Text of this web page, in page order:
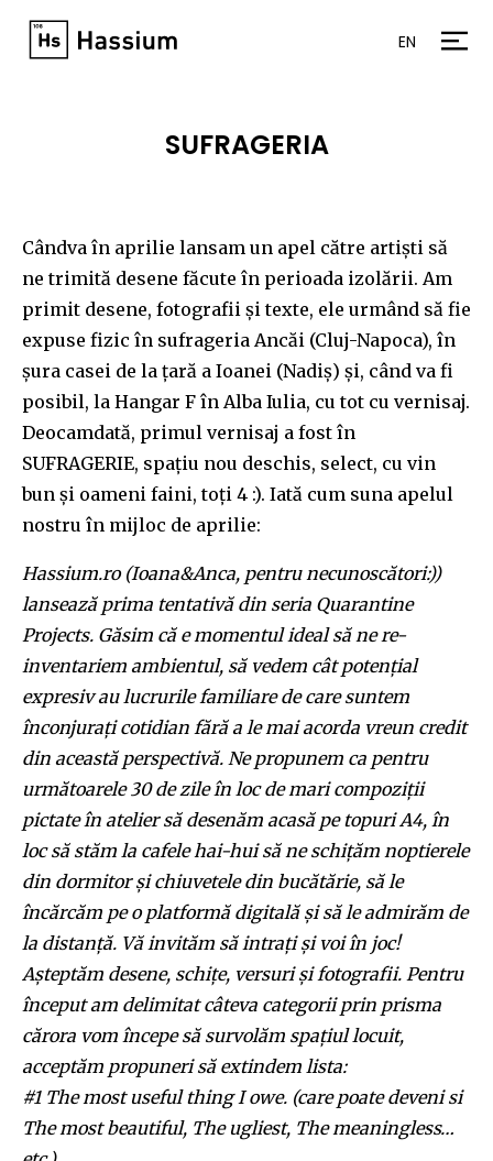
EN
SUFRAGERIA
Cândva în aprilie lansam un apel către artiști să
ne trimită desene făcute în perioada izolării. Am
primit desene, fotografii și texte, ele urmând să fie
expuse fizic în sufrageria Ancăi (Cluj-Napoca), în
șura casei de la țară a Ioanei (Nadiș) și, când va fi
posibil, la Hangar F în Alba Iulia, cu tot cu vernisaj.
Deocamdată, primul vernisaj a fost în
SUFRAGERIE, spațiu nou deschis, select, cu vin
bun și oameni faini, toți 4 :). Iată cum suna apelul
nostru în mijloc de aprilie:
Hassium.ro (Ioana&Anca, pentru necunoscători:))
lansează prima tentativă din seria Quarantine
Projects. Găsim că e momentul ideal să ne re-
inventariem ambientul, să vedem cât potențial
expresiv au lucrurile familiare de care suntem
înconjurați cotidian fără a le mai acorda vreun credit
din această perspectivă. Ne propunem ca pentru
următoarele 30 de zile în loc de mari compoziții
pictate în atelier să desenăm acasă pe topuri A4, în
loc să stăm la cafele hai-hui să ne schițăm noptierele
din dormitor și chiuvetele din bucătărie, să le
încărcăm pe o platformă digitală și să le admirăm de
la distanță. Vă invităm să intrați și voi în joc!
Așteptăm desene, schițe, versuri și fotografii. Pentru
început am delimitat câteva categorii prin prisma
cărora vom începe să survolăm spațiul locuit,
acceptăm propuneri să extindem lista:
#1 The most useful thing I owe. (care poate deveni si
The most beautiful, The ugliest, The meaningless…